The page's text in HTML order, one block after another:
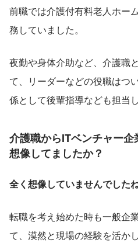
前職では介護付有料老人ホー
務していました。
夜勤や身体介助など、介護職
て、リーダーなどの役職はつ
係として後輩指導なども担当
介護職からITベンチャー
想像してましたか？
全く想像していませんでした
転職を考え始めた時も一般企
て、漠然と現場の経験を活か